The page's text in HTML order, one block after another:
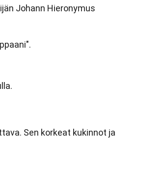
Johann Hieronymus
Sen korkeat kukinnot ja